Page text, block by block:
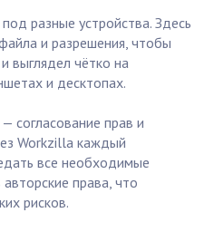
разные устройства. Здесь
и разрешения, чтобы
выглядел чётко на
и десктопах.
согласование прав и
Workzilla каждый
все необходимые
права, что
рисков.